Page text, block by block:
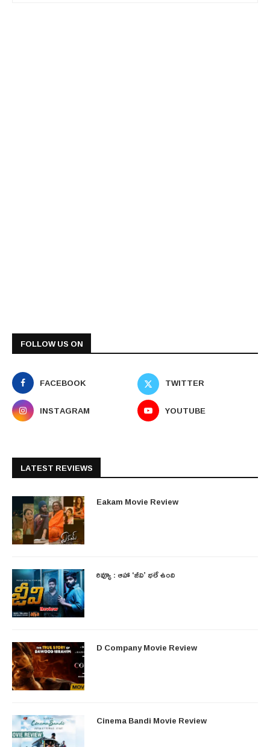
FOLLOW US ON
FACEBOOK
TWITTER
INSTAGRAM
YOUTUBE
LATEST REVIEWS
Eakam Movie Review
రివ్యూ : ఆహా ‘జీవి’ భలే ఉంది
D Company Movie Review
Cinema Bandi Movie Review